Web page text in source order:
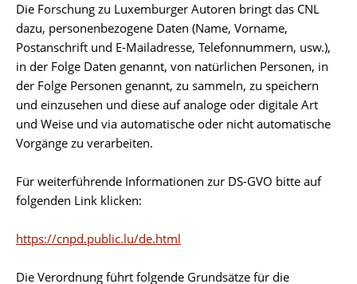
Die Forschung zu Luxemburger Autoren bringt das CNL
dazu, personenbezogene Daten (Name, Vorname,
Postanschrift und E-Mailadresse, Telefonnummern, usw.),
in der Folge Daten genannt, von natürlichen Personen, in
der Folge Personen genannt, zu sammeln, zu speichern
und einzusehen und diese auf analoge oder digitale Art
und Weise und via automatische oder nicht automatische
Vorgänge zu verarbeiten.
Für weiterführende Informationen zur DS-GVO bitte auf
folgenden Link klicken:
https://cnpd.public.lu/de.html
Die Verordnung führt folgende Grundsätze für die